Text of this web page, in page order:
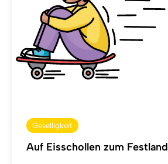
Geselligkeit
Auf Eisschollen zum Festland